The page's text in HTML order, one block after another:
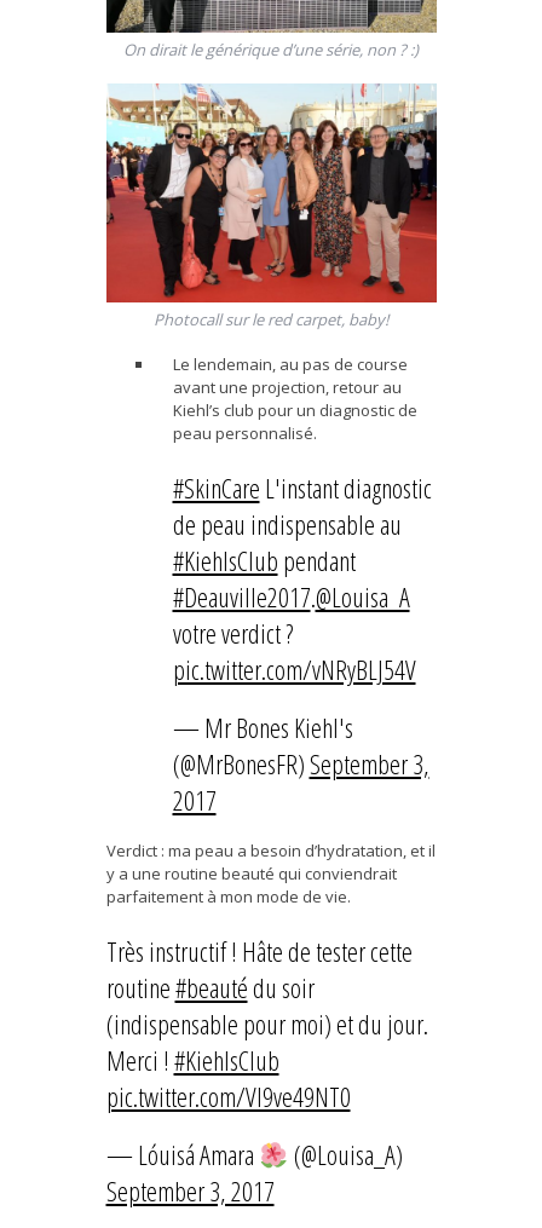
On dirait le générique d’une série, non ? :)
Photocall sur le red carpet, baby!
Le lendemain, au pas de course
avant une projection, retour au
Kiehl’s club pour un diagnostic de
peau personnalisé.
#SkinCare L'instant diagnostic
de peau indispensable au
#KiehlsClub pendant
#Deauville2017.@Louisa_A
votre verdict ?
pic.twitter.com/vNRyBLJ54V
— Mr Bones Kiehl's
(@MrBonesFR) September 3,
2017
Verdict : ma peau a besoin d’hydratation, et il
y a une routine beauté qui conviendrait
parfaitement à mon mode de vie.
Très instructif ! Hâte de tester cette
routine#beautédu soir
(indispensable pour moi) et du jour.
Merci ! #KiehlsClub
pic.twitter.com/Vl9ve49NT0
— Lóuisá Amara
(@Louisa_A)
September 3, 2017